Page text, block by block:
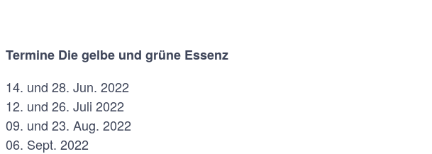
Termine Die gelbe und grüne Essenz
14. und 28. Jun. 2022
12. und 26. Juli 2022
09. und 23. Aug. 2022
06. Sept. 2022